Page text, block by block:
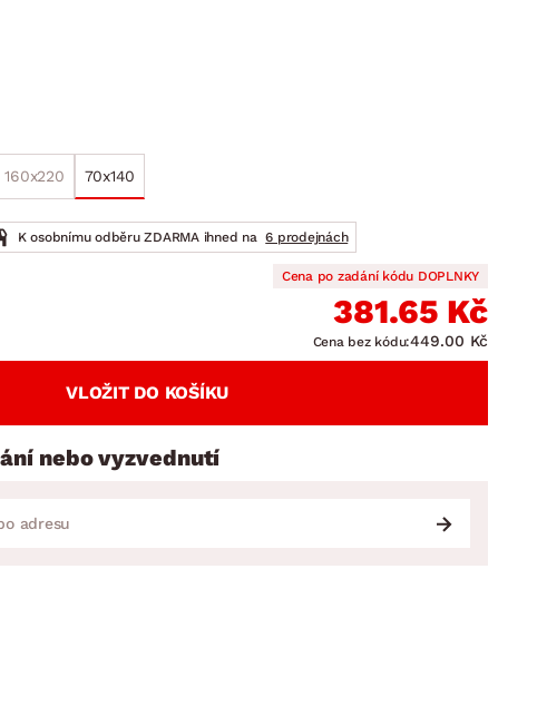
DOPLŇKY
160x220 70x140
K osobnímu odběru ZDARMA ihned na 6 prodejnách
Cena po zadání kódu DOPLNKY
381.65 Kč
Cena bez kódu:449.00 Kč
VLOŽIT DO KOŠÍKU
nebo vyzvednutí